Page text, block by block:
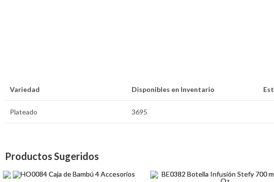
Variedad Disponibles en Inventario
Plateado 3695
Productos Sugeridos